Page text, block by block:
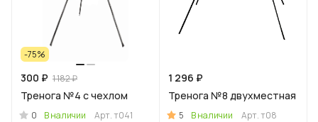
-75%
300 ₽ 1 182 ₽
Тренога №4 с чехлом
0 В наличии Арт.т041
1 296 ₽
Тренога №8 двухместная
5 В наличии Арт.т08